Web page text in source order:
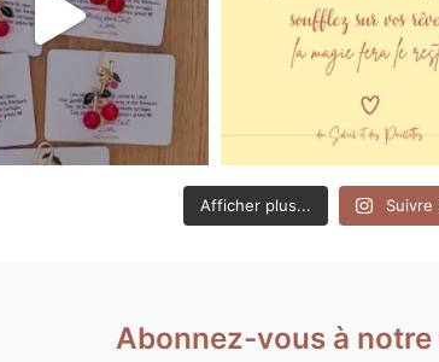
Afficher plus... Suivre
Abonnez-vous à